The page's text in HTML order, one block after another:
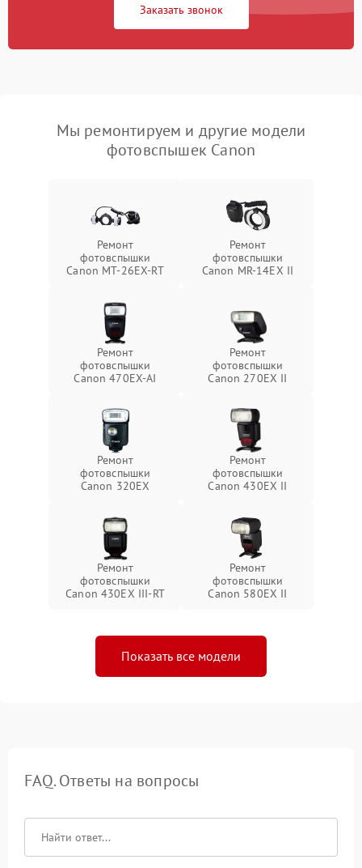
Заказать звонок
Мы ремонтируем и другие модели
фотовспышек Canon
Ремонт
фотовспышки
Canon MT-26EX-RT
Ремонт
фотовспышки
Canon MR-14EX II
Ремонт
фотовспышки
Canon 470EX-AI
Ремонт
фотовспышки
Canon 270EX II
Ремонт
фотовспышки
Canon 320EX
Ремонт
фотовспышки
Canon 430EX II
Ремонт
фотовспышки
Canon 430EX III-RT
Ремонт
фотовспышки
Canon 580EX II
Показать все модели
FAQ. Ответы на вопросы